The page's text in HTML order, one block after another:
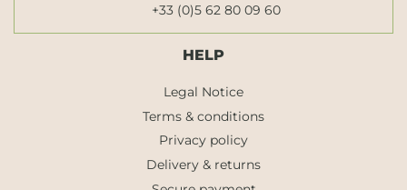
+33 (0)5 62 80 09 60
HELP
Legal Notice
Terms & conditions
Privacy policy
Delivery & returns